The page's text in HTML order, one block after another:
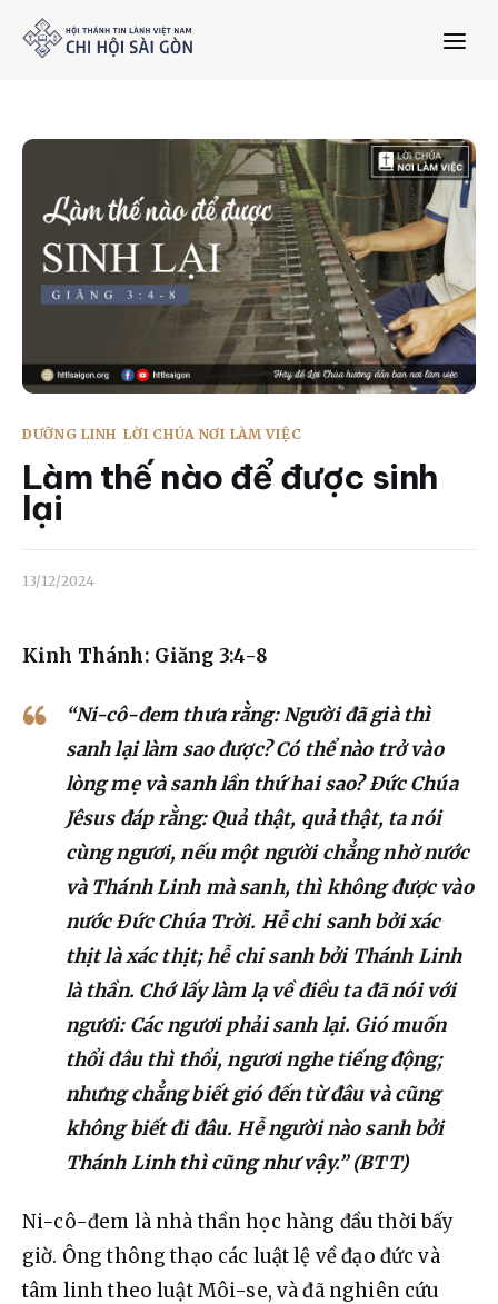
Giới thiệu
Dưỡng Linh
Bản tin
Mục vụ
Liên hệ
DƯỠNG LINH LỜI CHÚA NƠI LÀM VIỆC
Làm thế nào để được sinh
lại
13/12/2024
Kinh Thánh: Giăng 3:4-8
“Ni-cô-đem thưa rằng: Người đã già thì
sanh lại làm sao được? Có thể nào trở vào
lòng mẹ và sanh lần thứ hai sao? Đức Chúa
Jêsus đáp rằng: Quả thật, quả thật, ta nói
cùng ngươi, nếu một người chẳng nhờ nước
và Thánh Linh mà sanh, thì không được vào
nước Đức Chúa Trời. Hễ chi sanh bởi xác
thịt là xác thịt; hễ chi sanh bởi Thánh Linh
là thần. Chớ lấy làm lạ về điều ta đã nói với
ngươi: Các ngươi phải sanh lại. Gió muốn
thổi đâu thì thổi, ngươi nghe tiếng động;
nhưng chẳng biết gió đến từ đâu và cũng
không biết đi đâu. Hễ người nào sanh bởi
Thánh Linh thì cũng như vậy.” (BTT)
Ni-cô-đem là nhà thần học hàng đầu thời bấy
giờ. Ông thông thạo các luật lệ về đạo đức và
tâm linh theo luật Môi-se, và đã nghiên cứu